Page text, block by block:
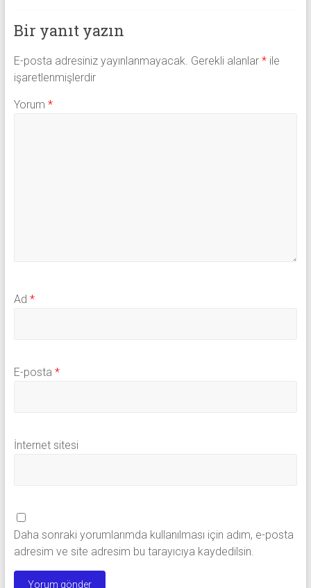
Bir yanıt yazın
E-posta adresiniz yayınlanmayacak. Gerekli alanlar *ile
işaretlenmişlerdir
Yorum *
Ad *
E-posta *
İnternet sitesi
Daha sonraki yorumlarımda kullanılması için adım, e-posta
adresim ve site adresim bu tarayıcıya kaydedilsin.